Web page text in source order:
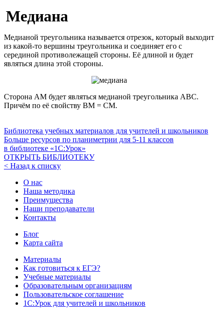
Медиана
Медианой треугольника называется отрезок, который выходит
из какой-то вершины треугольника и соединяет его с
серединой противолежащей стороны. Её длиной и будет
являться длина этой стороны.
Сторона AM будет являться медианой треугольника ABC.
Причём по её свойству BM = CM.
Библиотека учебных материалов для учителей и школьников
Больше ресурсов по планиметрии для 5-11 классов
в библиотеке «1С:Урок»
ОТКРЫТЬ БИБЛИОТЕКУ
< Назад к списку
О нас
Наша методика
Преимущества
Наши преподаватели
Контакты
Блог
Карта сайта
Материалы
Как готовиться к ЕГЭ?
Учебные материалы
Образовательным организациям
Пользовательское соглашение
1С:Урок для учителей и школьников